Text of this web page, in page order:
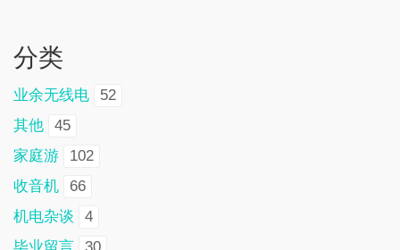
分类
业余无线电
52
其他
45
家庭游
102
收音机
66
机电杂谈
4